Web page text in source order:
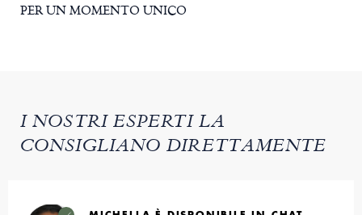
PER UN MOMENTO UNICO
I NOSTRI ESPERTI LA
CONSIGLIANO DIRETTAMENTE